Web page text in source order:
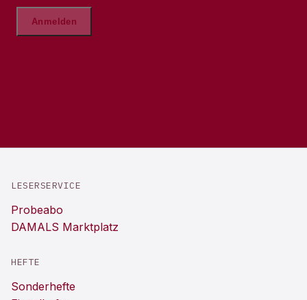
LESERSERVICE
Probeabo
DAMALS Marktplatz
HEFTE
Sonderhefte